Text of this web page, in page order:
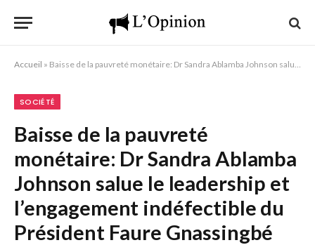
Accueil » Baisse de la pauvreté monétaire: Dr Sandra Ablamba Johnson salue le leadership et l’engagement indéfectible du Président Faure Gnassingbé
SOCIÉTÉ
Baisse de la pauvreté
monétaire: Dr Sandra Ablamba
Johnson salue le leadership et
l’engagement indéfectible du
Président Faure Gnassingbé